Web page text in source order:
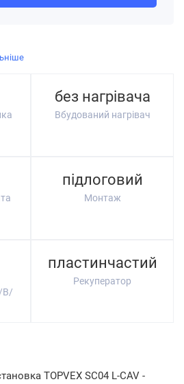
без нагрівача
Вбудований нагрівач
підлоговий
Монтаж
В/
пластинчастий
Рекуператор
TOPVEX SC04 L-CAV -